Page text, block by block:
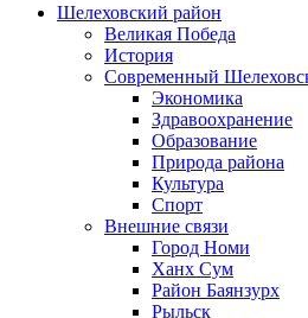
Шелеховский район
Великая Победа
История
Современный
Экономика
Здравоохранение
Образование
Природа района
Культура
Спорт
Внешние связи
Город Номи
Ханх Сум
Район Баянзурх
Рыльск